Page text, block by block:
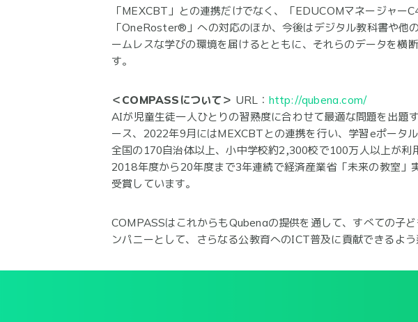
「MEXCBT」との連携だけでなく、「EDUCOMマネージャ
「OneRoster®」への対応のほか、今後はデジタル教科書や他
ームレスな学びの環境を届けるとともに、それらのデータを横
す。
＜COMPASSについて＞ URL： http://qubena.com/
AIが児童生徒一人ひとりの習熟度に合わせて最適な問題を出
ース、2022年9月にはMEXCBTとの連携を行い、学習eポータ
全国の170自治体以上、小中学校約2,300校で100万人以上が利
2018年度から20年度まで3年連続で経済産業省「未来の教室
受賞しています。
COMPASSはこれからもQubenaの提供を通して、すべての子
ンパニーとして、さらなる公教育へのICT普及に貢献できるよう